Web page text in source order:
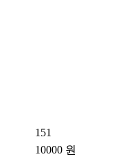
151
10000 원